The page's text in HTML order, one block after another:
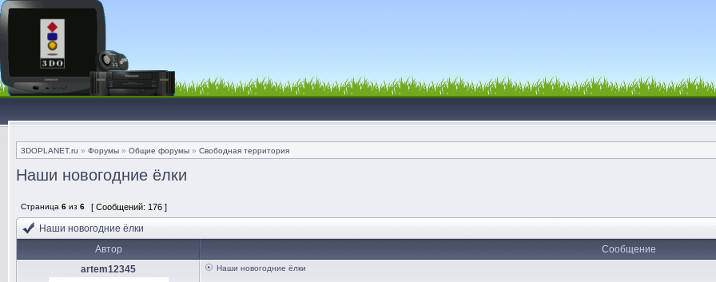
3DOPLANET.ru » Форумы » Общие форумы » Свободная территория
Наши новогодние ёлки
Страница 6 из 6 [ Сообщений: 176 ]
Наши новогодние ёлки
Автор
Сообщение
artem12345
Наши новогодние ёлки